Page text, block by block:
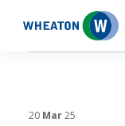
Wheaton
20 Mar25